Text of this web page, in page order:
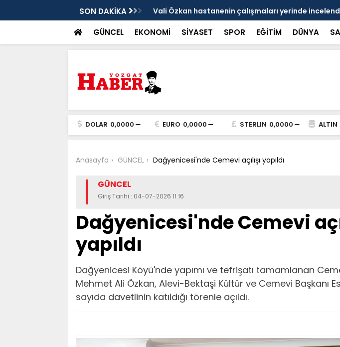
SON DAKİKA Vali Özkan hastanenin çalışmaları yerinde
GÜNCEL EKONOMİ SİYASET SPOR EĞİTİM DÜNYA
DOLAR 0,0000 EURO 0,0000 STERLIN 0,0000 ALTIN
Anasayfa GÜNCEL Dağyenicesi'nde Cemevi açılışı yapıldı
GÜNCEL
Giriş Tarihi : 04-07-2026 11:16
Dağyenicesi'nde Cemevi
yapıldı
Dağyenicesi Köyü'nde yapımı ve tefrişatı tamamlanan
Mehmet Ali Özkan, Alevi-Bektaşi Kültür ve Cemevi Başkanı
sayıda davetlinin katıldığı törenle açıldı.